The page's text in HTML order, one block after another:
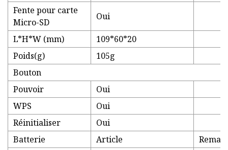
Fente pour carte
Micro-SD
Oui
L*H*W (mm)
109*60*20
Poids(g)
105g
Bouton
Pouvoir
Oui
WPS
Oui
Réinitialiser
Oui
Batterie
Article